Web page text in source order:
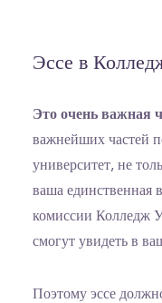
Эссе в
Это очень важная
важнейших частей
университет, не
ваша единственная
комиссии Колледж
смогут увидеть в
Поэтому эссе